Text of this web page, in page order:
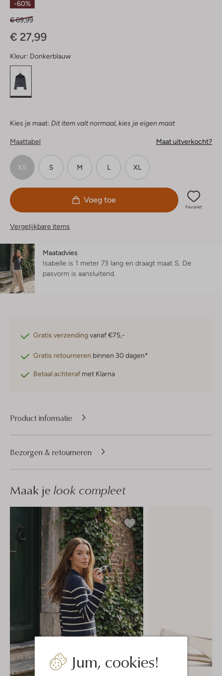
Jum, cookies!
-60%
€ 69,99
€ 27,99
Kleur: Donkerblauw
Kies je maat: Dit item valt normaal, kies je eigen maat
Maattabel Maat uitverkocht?
XS S M L XL
Voeg toe
Favoriet
Vergelijkbare items
Maatadvies
Isabelle is 1 meter 73 lang en draagt maat S. De
pasvorm is aansluitend
Gratis verzendingvanaf €75,-
Gratis retourneren binnen 30 dagen*
Betaal achteraf met Klarna
Product informatie
Bezorgen & retourneren
Maak je look compleet